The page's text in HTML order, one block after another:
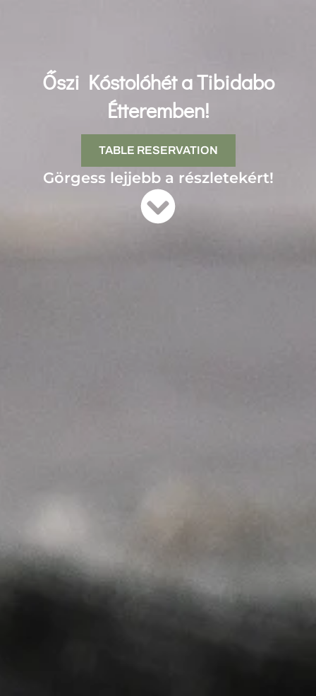
Őszi Kóstolóhét a Tibidabo
Étteremben!
TABLE RESERVATION
Görgess lejjebb a részletekért!